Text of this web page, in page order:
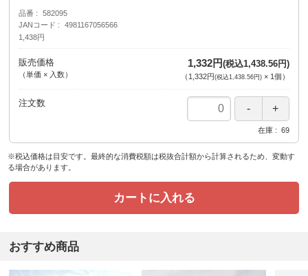
品番
582095
JANコード
4981167056566
1,438円
販売価格
（単価 × 入数）
1,332円(税込1,438.56円)
（ 1,332円(税込1,438.56円)× 1個 ）
注文数
在庫 69
※税込価格は目安です。最終的な消費税額は税抜合計額から計算されるため、変動す
る場合があります。
カートに入れる
おすすめ商品